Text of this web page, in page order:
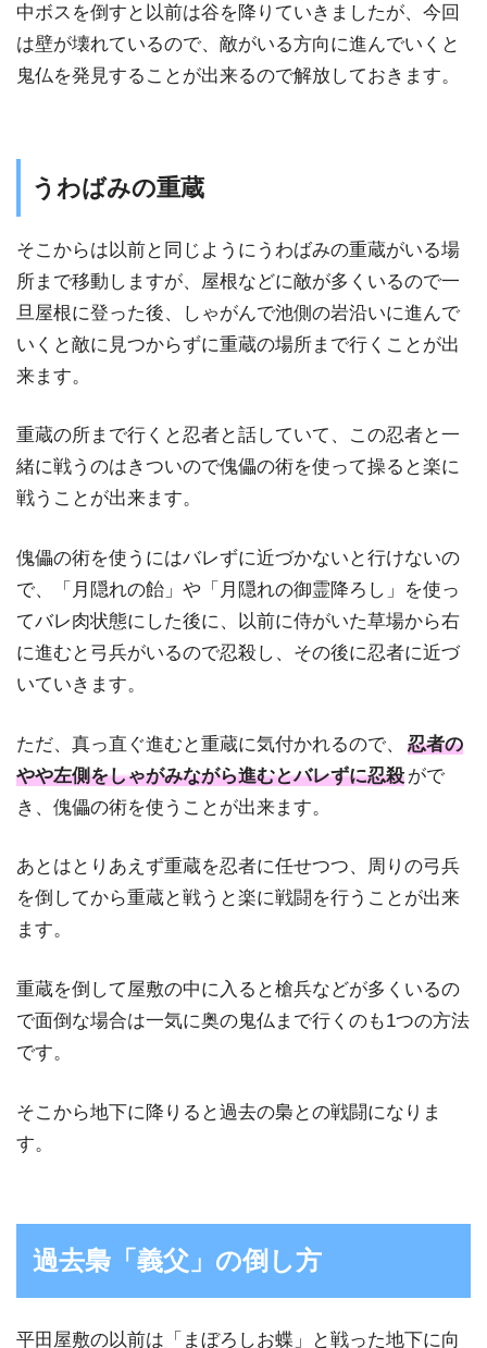
中ボスを倒すと以前は谷を降りていきましたが、今回
は壁が壊れているので、敵がいる方向に進んでいくと
鬼仏を発見することが出来るので解放しておきます。
うわばみの重蔵
そこからは以前と同じようにうわばみの重蔵がいる場
所まで移動しますが、屋根などに敵が多くいるので一
旦屋根に登った後、しゃがんで池側の岩沿いに進んで
いくと敵に見つからずに重蔵の場所まで行くことが出
来ます。
重蔵の所まで行くと忍者と話していて、この忍者と一
緒に戦うのはきついので傀儡の術を使って操ると楽に
戦うことが出来ます。
傀儡の術を使うにはバレずに近づかないと行けないの
で、「月隠れの飴」や「月隠れの御霊降ろし」を使っ
てバレ肉状態にした後に、以前に侍がいた草場から右
に進むと弓兵がいるので忍殺し、その後に忍者に近づ
いていきます。
ただ、真っ直ぐ進むと重蔵に気付かれるので、
忍者の
やや左側をしゃがみながら進むとバレずに忍殺 がで
き、傀儡の術を使うことが出来ます。
あとはとりあえず重蔵を忍者に任せつつ、周りの弓兵
を倒してから重蔵と戦うと楽に戦闘を行うことが出来
ます。
重蔵を倒して屋敷の中に入ると槍兵などが多くいるの
で面倒な場合は一気に奥の鬼仏まで行くのも1つの方法
です。
そこから地下に降りると過去の梟との戦闘になりま
す。
過去梟「義父」の倒し方
平田屋敷の以前は「まぼろしお蝶」と戦った地下に向